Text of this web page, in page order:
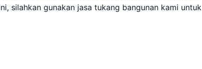
silahkan gunakan jasa tukang bangunan kami untuk